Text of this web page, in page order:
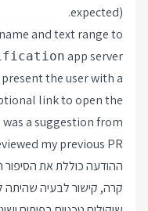
expected).
and text range to
app server
the user with a
link to open the
a suggestion from
my previous PR. ```
ההודעה כוללת את
קרה, קישור לבעיה